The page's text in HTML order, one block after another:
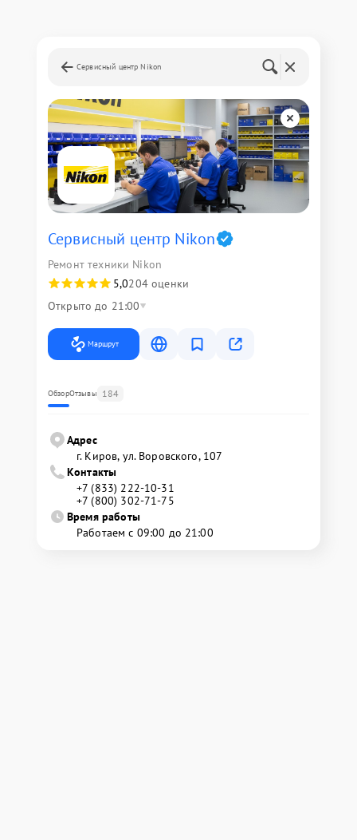
Сервисный центр Nikon
Сервисный центр Nikon
Ремонт техники Nikon
5,0204 оценки
Открыто до 21:00
Маршрут
ОбзорОтзывы 184
Адрес
г. Киров, ул. Воровского, 107
Контакты
+7 (833) 222-10-31
+7 (800) 302-71-75
Время работы
Работаем с 09:00 до 21:00